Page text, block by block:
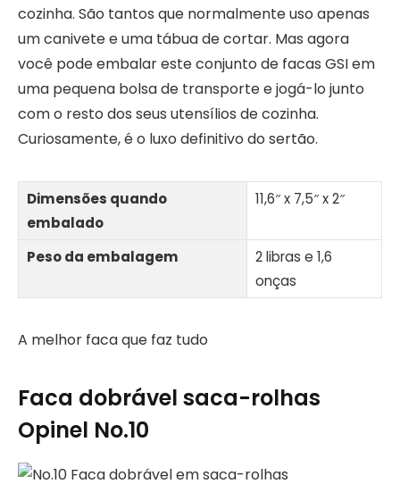
cozinha. São tantos que normalmente uso apenas
um canivete e uma tábua de cortar. Mas agora
você pode embalar este conjunto de facas GSI em
uma pequena bolsa de transporte e jogá-lo junto
com o resto dos seus utensílios de cozinha.
Curiosamente, é o luxo definitivo do sertão.
Dimensões quando
embalado
11,6″ x 7,5″ x 2″
Peso da embalagem
2 libras e 1,6
onças
A melhor faca que faz tudo
Faca dobrável saca-rolhas
Opinel No.10